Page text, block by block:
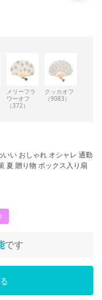
メリーフラ
ワーオフ
（372）
クッカオフ
（9083）
い おしゃれ オシャレ 通勤
夏 贈り物 ボックス入り扇
です